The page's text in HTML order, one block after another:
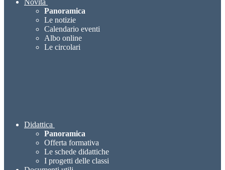
Novità
Panoramica
Le notizie
Calendario eventi
Albo online
Le circolari
Didattica
Panoramica
Offerta formativa
Le schede didattiche
I progetti delle classi